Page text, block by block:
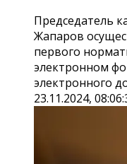
Председатель
Жапаров
первого
электронном
электронного
23.11.2024,